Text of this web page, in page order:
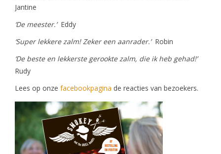
Jantine
De meester.’Eddy
‘Super lekkere zalm! Zeker een aanrader.’Robin
‘De beste en lekkerste gerookte zalm, die ik heb gehad!’
Rudy
Lees op onze facebookpagina de reacties van bezoekers.